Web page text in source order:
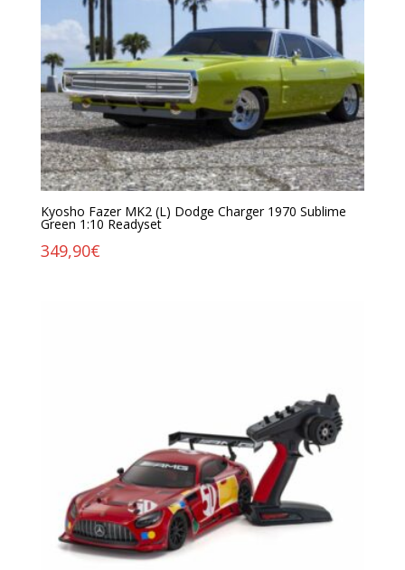
Kyosho Fazer MK2 (L) Dodge Charger 1970 Sublime
Green 1:10 Readyset
349,90€